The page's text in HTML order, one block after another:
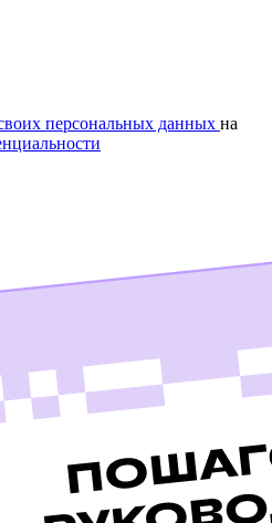
персональных данных на